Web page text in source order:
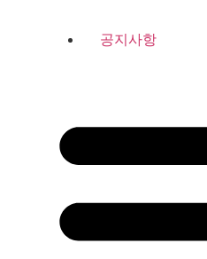
공지사항